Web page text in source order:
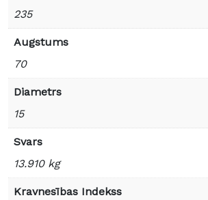
235
Augstums
70
Diametrs
15
Svars
13.910 kg
Kravnesības Indekss